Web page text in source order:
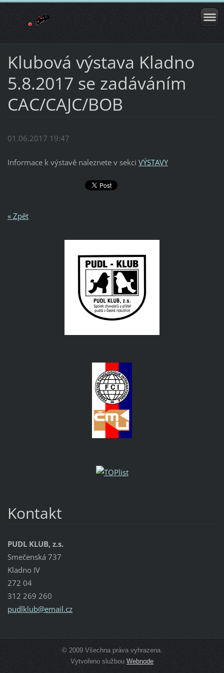
Klubová výstava Kladno
5.8.2017 se zadáváním
CAC/CAJC/BOB
01.06.2017 19:47
Informace k výstavě naleznete v sekci VÝSTAVY
« Zpět
Kontakt
PUDL KLUB, z.s.
Smečenská 737
Kladno IV
272 04
312 269 260
pudlklub@email.cz
© 2009 Všechna práva vyhrazena.
Vytvořeno službouWebnode